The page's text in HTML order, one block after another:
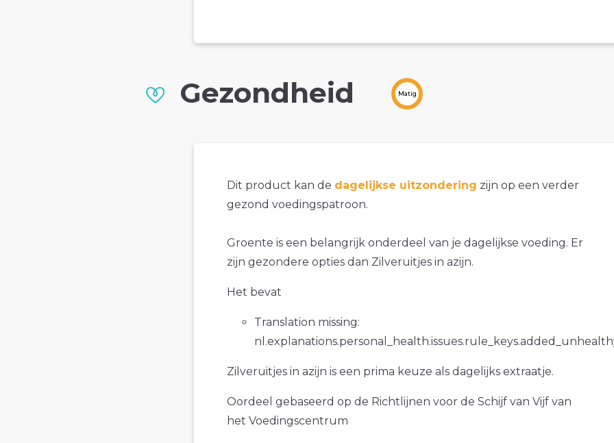
Gezondheid Matig
Dit product kan de dagelijkse uitzondering zijn op een verder
gezond voedingspatroon.
Groente is een belangrijk onderdeel van je dagelijkse voeding. Er
zijn gezondere opties dan Zilveruitjes in azijn.
Het bevat
Translation missing:
Zilveruitjes in azijn is een prima keuze als dagelijks extraatje.
Oordeel gebaseerd op de Richtlijnen voor de Schijf van Vijf van
het Voedingscentrum